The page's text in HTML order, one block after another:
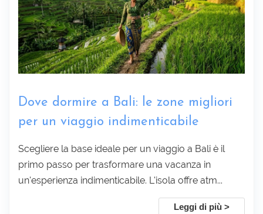
Dove dormire a Bali: le zone migliori
per un viaggio indimenticabile
Scegliere la base ideale per un viaggio a Bali è il
primo passo per trasformare una vacanza in
un'esperienza indimenticabile. L'isola offre atm...
Leggi di più >